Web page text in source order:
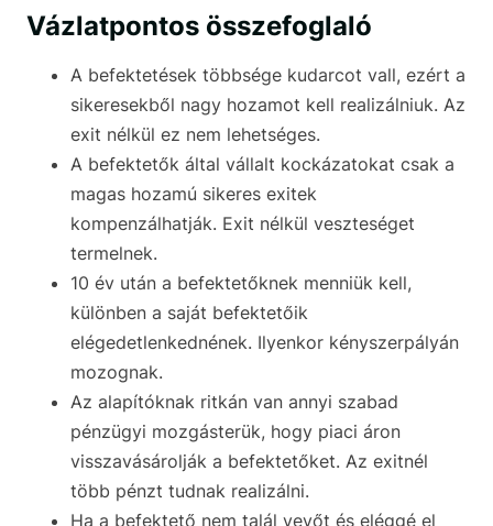
Vázlatpontos összefoglaló
A befektetések többsége kudarcot vall, ezért a
sikeresekből nagy hozamot kell realizálniuk. Az
exit nélkül ez nem lehetséges.
A befektetők által vállalt kockázatokat csak a
magas hozamú sikeres exitek
kompenzálhatják. Exit nélkül veszteséget
termelnek.
10 év után a befektetőknek menniük kell,
különben a saját befektetőik
elégedetlenkednének. Ilyenkor kényszerpályán
mozognak.
Az alapítóknak ritkán van annyi szabad
pénzügyi mozgásterük, hogy piaci áron
visszavásárolják a befektetőket. Az exitnél
több pénzt tudnak realizálni.
Ha a befektető nem talál vevőt és eléggé el